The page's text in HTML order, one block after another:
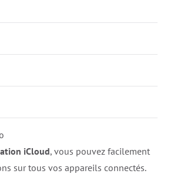
iCloud, vous pouvez facilement
sur tous vos appareils connectés.